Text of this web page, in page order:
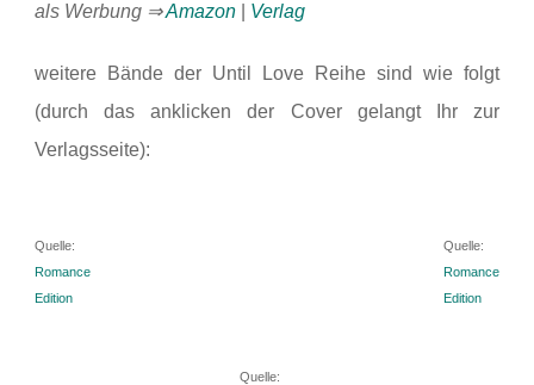
als Werbung ⇒Amazon Verlag
weitere Bände der Until Love Reihe sind wie folgt
(durch das anklicken der Cover gelangt Ihr zur
Verlagsseite):
Quelle:
Romance
Edition
Quelle:
Romance
Edition
Quelle: